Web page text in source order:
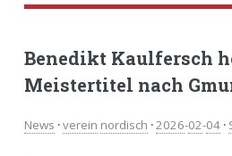
Benedikt Kaulfersch
Meistertitel nach
News ·verein nordisch ·2026-02-04 ·